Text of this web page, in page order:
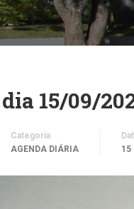
15/09/
Categoria
AGENDA DIÁRIA
15